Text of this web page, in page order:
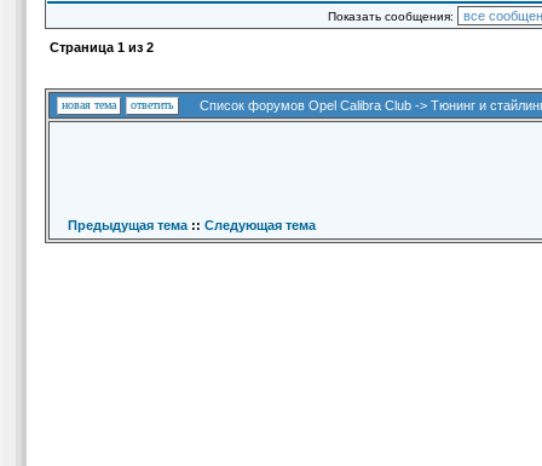
Показать сообщения:
Страница 1из 2
новая тема ответить Список форумов Opel Calibra Club-> Тюнинг и
Предыдущая тема:: Следующая тема